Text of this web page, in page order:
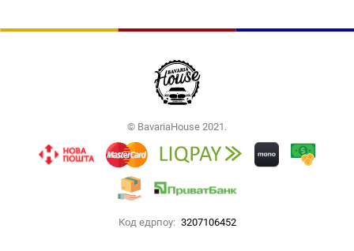
© BavariaHouse 2021.
Код едрпоу: 3207106452